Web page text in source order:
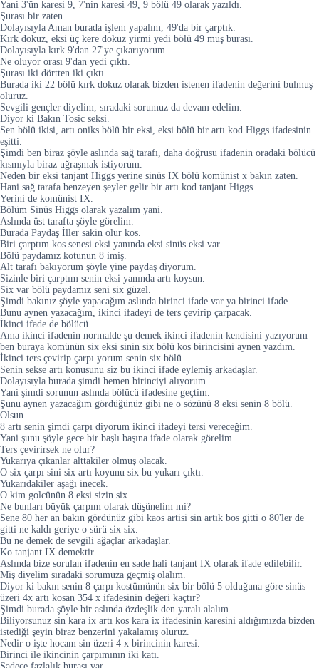
Yani 3'ün karesi 9, 7'nin karesi 49, 9 bölü 49 olarak yazıldı.
Şurası bir zaten.
Dolayısıyla Aman burada işlem yapalım, 49'da bir çarptık.
Kırk dokuz, eksi üç kere dokuz yirmi yedi bölü 49 muş burası.
Dolayısıyla kırk 9'dan 27'ye çıkarıyorum.
Ne oluyor orası 9'dan yedi çıktı.
Şurası iki dörtten iki çıktı.
Burada iki 22 bölü kırk dokuz olarak bizden istenen ifadenin değerini bulmuş
oluruz.
Sevgili gençler diyelim, sıradaki sorumuz da devam edelim.
Diyor ki Bakın Tosic seksi.
Sen bölü ikisi, artı oniks bölü bir eksi, eksi bölü bir artı kod Higgs ifadesinin
eşitti.
Şimdi ben biraz şöyle aslında sağ tarafı, daha doğrusu ifadenin oradaki bölücü
kısmıyla biraz uğraşmak istiyorum.
Neden bir eksi tanjant Higgs yerine sinüs IX bölü komünist x bakın zaten.
Hani sağ tarafa benzeyen şeyler gelir bir artı kod tanjant Higgs.
Yerini de komünist IX.
Bölüm Sinüs Higgs olarak yazalım yani.
Aslında üst tarafta şöyle görelim.
Burada Paydaş İller sakin olur kos.
Biri çarptım kos senesi eksi yanında eksi sinüs eksi var.
Bölü paydamız kotunun 8 imiş.
Alt tarafı bakıyorum şöyle yine paydaş diyorum.
Sizinle biri çarptım senin eksi yanında artı koysun.
Six var bölü paydamız seni six güzel.
Şimdi bakınız şöyle yapacağım aslında birinci ifade var ya birinci ifade.
Bunu aynen yazacağım, ikinci ifadeyi de ters çevirip çarpacak.
İkinci ifade de bölücü.
Ama ikinci ifadenin normalde şu demek ikinci ifadenin kendisini yazıyorum
ben buraya komünün six eksi sinin six bölü kos birincisini aynen yazdım.
İkinci ters çevirip çarpı yorum senin six bölü.
Senin sekse artı konusunu siz bu ikinci ifade eylemiş arkadaşlar.
Dolayısıyla burada şimdi hemen birinciyi alıyorum.
Yani şimdi sorunun aslında bölücü ifadesine geçtim.
Şunu aynen yazacağım gördüğünüz gibi ne o sözünü 8 eksi senin 8 bölü.
Olsun.
8 artı senin şimdi çarpı diyorum ikinci ifadeyi tersi vereceğim.
Yani şunu şöyle gece bir başlı başına ifade olarak görelim.
Ters çevirirsek ne olur?
Yukarıya çıkanlar alttakiler olmuş olacak.
O six çarpı sini six artı koyunu six bu yukarı çıktı.
Yukarıdakiler aşağı inecek.
O kim golcünün 8 eksi sizin six.
Ne bunları büyük çarpım olarak düşünelim mi?
Sene 80 her an bakın gördünüz gibi kaos artisi sin artık bos gitti o 80'ler de
gitti ne kaldı geriye o sürü six six.
Bu ne demek de sevgili ağaçlar arkadaşlar.
Ko tanjant IX demektir.
Aslında bize sorulan ifadenin en sade hali tanjant IX olarak ifade edilebilir.
Miş diyelim sıradaki sorumuza geçmiş olalım.
Diyor ki bakın senin 8 çarpı kostümünün six bir bölü 5 olduğuna göre sinüs
üzeri 4x artı kosan 354 x ifadesinin değeri kaçtır?
Şimdi burada şöyle bir aslında özdeşlik den yaralı alalım.
Biliyorsunuz sin kara ix artı kos kara ix ifadesinin karesini aldığımızda bizden
istediği şeyin biraz benzerini yakalamış oluruz.
Nedir o işte hocam sin üzeri 4 x birincinin karesi.
Birinci ile ikincinin çarpımının iki katı.